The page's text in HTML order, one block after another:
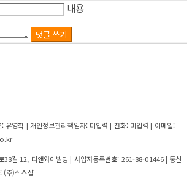
내용
댓글 쓰기
유영학 | 개인정보관리책임자: 미입력 | 전화: 미입력 | 이메일:
38길 12, 디앤와이빌딩 | 사업자등록번호: 261-88-01446| 통신
(주)식스샵